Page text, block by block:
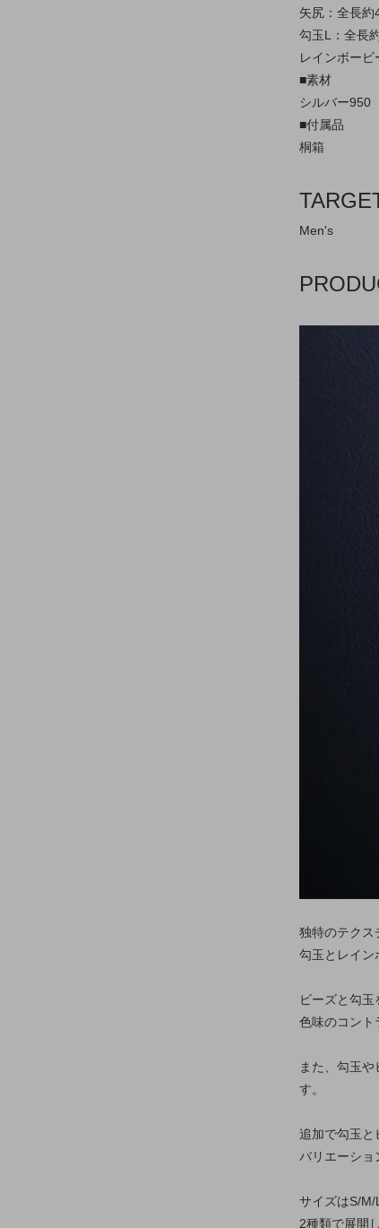
矢尻：全長
勾玉L：全長
レインボー
■素材
シルバー950
■付属品
桐箱
Men's
独特のテクス
勾玉とレイン
ビーズと勾玉
色味のコント
また、勾玉
す。
追加で勾玉と
バリエーショ
サイズはS/
2種類で展開